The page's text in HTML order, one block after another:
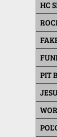
HC
PIT